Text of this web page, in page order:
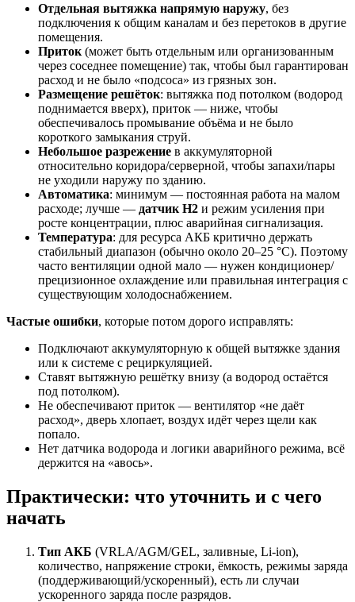
Отдельная вытяжка напрямую наружу, без
подключения к общим каналам и без перетоков в другие
помещения.
Приток (может быть отдельным или организованным
через соседнее помещение) так, чтобы был гарантирован
расход и не было «подсоса» из грязных зон.
Размещение решёток: вытяжка под потолком (водород
поднимается вверх), приток — ниже, чтобы
обеспечивалось промывание объёма и не было
короткого замыкания струй.
Небольшое разрежение в аккумуляторной
относительно коридора/серверной, чтобы запахи/пары
не уходили наружу по зданию.
Автоматика: минимум — постоянная работа на малом
расходе; лучше — датчик H2 и режим усиления при
росте концентрации, плюс аварийная сигнализация.
Температура: для ресурса АКБ критично держать
стабильный диапазон (обычно около 20–25 °C). Поэтому
часто вентиляции одной мало — нужен кондиционер/
прецизионное охлаждение или правильная интеграция с
существующим холодоснабжением.
Частые ошибки, которые потом дорого исправлять:
Подключают аккумуляторную к общей вытяжке здания
или к системе с рециркуляцией.
Ставят вытяжную решётку внизу (а водород остаётся
под потолком).
Не обеспечивают приток — вентилятор «не даёт
расход», дверь хлопает, воздух идёт через щели как
попало.
Нет датчика водорода и логики аварийного режима, всё
держится на «авось».
Практически: что уточнить и с чего
начать
Тип АКБ (VRLA/AGM/GEL, заливные, Li-ion),
количество, напряжение строки, ёмкость, режимы заряда
(поддерживающий/ускоренный), есть ли случаи
ускоренного заряда после разрядов.